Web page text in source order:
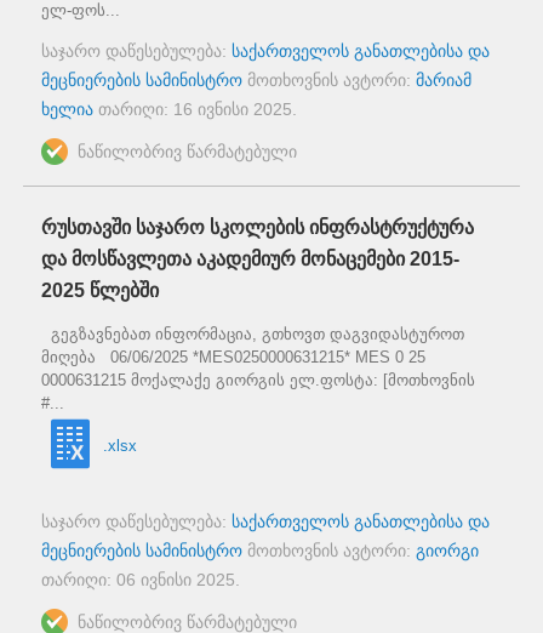
ელ-ფოს...
საჯარო დაწესებულება: საქართველოს განათლებისა და
მეცნიერების სამინისტრო მოთხოვნის ავტორი: მარიამ
ხელია თარიღი: 16 ივნისი 2025
ნაწილობრივ წარმატებული
რუსთავში საჯარო სკოლების ინფრასტრუქტურა
და მოსწავლეთა აკადემიურ მონაცემები 2015-
2025 წლებში
გეგზავნებათ ინფორმაცია, გთხოვთ დაგვიდასტუროთ
მიღება 06/06/2025 *MES0250000631215* MES 0 25
0000631215 მოქალაქე გიორგის ელ.ფოსტა: [მოთხოვნის
#...
.xlsx
საჯარო დაწესებულება: საქართველოს განათლებისა და
მეცნიერების სამინისტრო მოთხოვნის ავტორი: გიორგი
თარიღი: 06 ივნისი 2025
ნაწილობრივ წარმატებული